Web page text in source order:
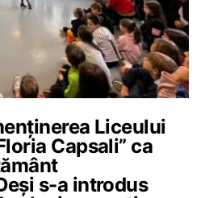
Liceului
Capsali” ca
s-a introdus